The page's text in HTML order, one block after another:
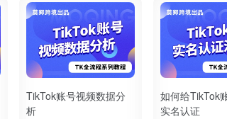
TikTok账号视频数据分
析
如何给TikTok
实名认证